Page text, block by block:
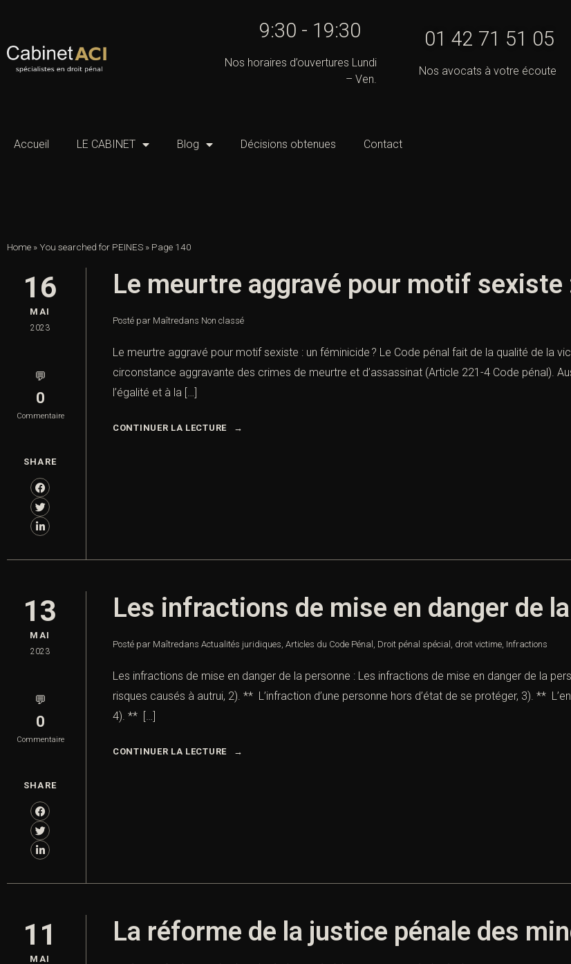
9:30 - 19:30
Nos horaires d’ouvertures Lundi
– Ven.
01 42 71 51 05
Nos avocats à votre écoute
Accueil LE CABINET Blog Décisions obtenues Contact
Home »You searched for PEINES » Page 140
16
MAI
2023
💬
0
Commentaire
SHARE
Le meurtre aggravé pour motif sexiste
Posté par Maîtredans Non classé
Le meurtre aggravé pour motif sexiste : un féminicide ? Le Code pénal fait de la qualité de la
circonstance aggravante des crimes de meurtre et d’assassinat (Article 221-4 Code pénal).
l’égalité et à la […]
CONTINUER LA LECTURE
13
MAI
2023
💬
0
Commentaire
SHARE
Les infractions de mise en danger de
Posté par Maîtredans Actualités juridiques, Articles du Code Pénal , Droit pénal spécial , droit victime, Infractions
Les infractions de mise en danger de la personne : Les infractions de mise en danger de la
risques causés à autrui, 2). ** L’infraction d’une personne hors d’état de se protéger, 3). **
4). ** […]
CONTINUER LA LECTURE
11
MAI
La réforme de la justice pénale des